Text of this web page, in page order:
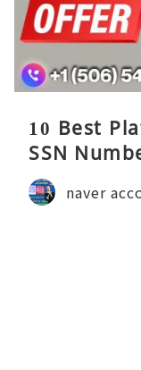
10 Best
SSN
naver